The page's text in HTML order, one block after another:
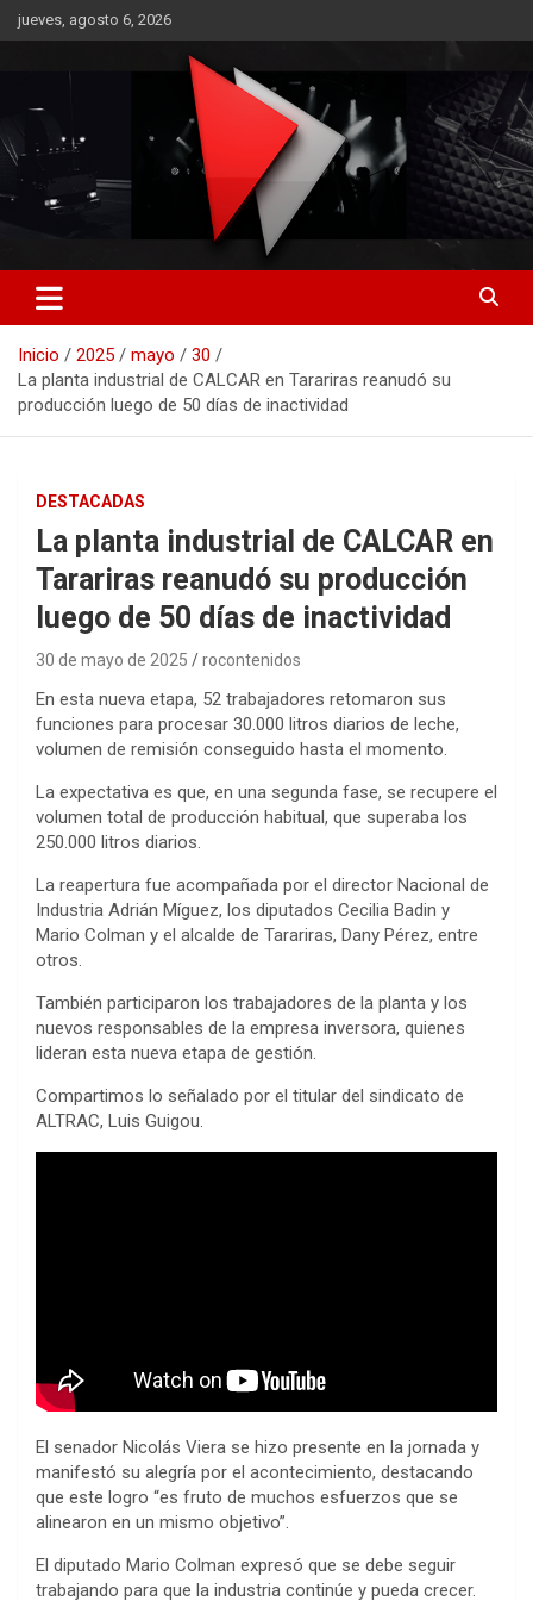
Saltar
al
jueves, agosto 6, 2026
RO CONTENIDOS
Inicio 2025 mayo
30
La planta industrial de CALCAR en Tarariras reanudó su
producción luego de 50 días de inactividad
DESTACADAS
La planta industrial de CALCAR en
Tarariras reanudó su producción
luego de 50 días de inactividad
30 de mayo de 2025 rocontenidos
En esta nueva etapa, 52 trabajadores retomaron sus
funciones para procesar 30.000 litros diarios de leche,
volumen de remisión conseguido hasta el momento.
La expectativa es que, en una segunda fase, se recupere el
volumen total de producción habitual, que superaba los
250.000 litros diarios.
La reapertura fue acompañada por el director Nacional de
Industria Adrián Míguez, los diputados Cecilia Badin y
Mario Colman y el alcalde de Tarariras, Dany Pérez, entre
otros.
También participaron los trabajadores de la planta y los
nuevos responsables de la empresa inversora, quienes
lideran esta nueva etapa de gestión.
Compartimos lo señalado por el titular del sindicato de
ALTRAC, Luis Guigou.
El senador Nicolás Viera se hizo presente en la jornada y
manifestó su alegría por el acontecimiento, destacando
que este logro “es fruto de muchos esfuerzos que se
alinearon en un mismo objetivo”.
El diputado Mario Colman expresó que se debe seguir
trabajando para que la industria continúe y pueda crecer.